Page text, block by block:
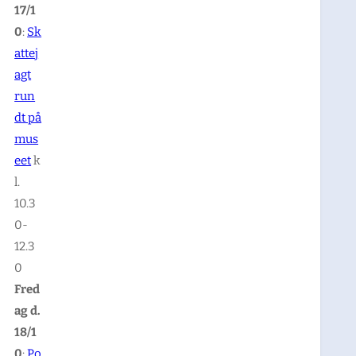
17/1
0: Sk
attej
agt
run
dt på
mus
eetk
l.
10.3
0-
12.3
0
Fred
ag d.
18/1